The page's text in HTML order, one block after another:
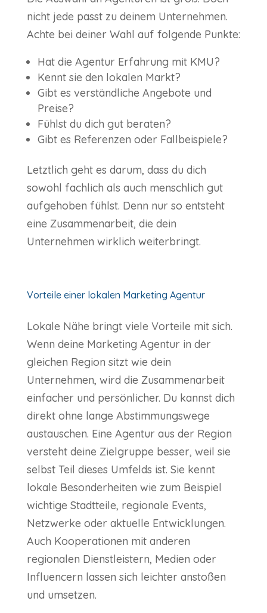
nicht jede passt zu deinem Unternehmen.
Achte bei deiner Wahl auf folgende Punkte:
Hat die Agentur Erfahrung mit KMU?
Kennt sie den lokalen Markt?
Gibt es verständliche Angebote und
Preise?
Fühlst du dich gut beraten?
Gibt es Referenzen oder Fallbeispiele?
Letztlich geht es darum, dass du dich
sowohl fachlich als auch menschlich gut
aufgehoben fühlst. Denn nur so entsteht
eine Zusammenarbeit, die dein
Unternehmen wirklich weiterbringt.
Vorteile einer lokalen Marketing Agentur
Lokale Nähe bringt viele Vorteile mit sich.
Wenn deine Marketing Agentur in der
gleichen Region sitzt wie dein
Unternehmen, wird die Zusammenarbeit
einfacher und persönlicher. Du kannst dich
direkt ohne lange Abstimmungswege
austauschen. Eine Agentur aus der Region
versteht deine Zielgruppe besser, weil sie
selbst Teil dieses Umfelds ist. Sie kennt
lokale Besonderheiten wie zum Beispiel
wichtige Stadtteile, regionale Events,
Netzwerke oder aktuelle Entwicklungen.
Auch Kooperationen mit anderen
regionalen Dienstleistern, Medien oder
Influencern lassen sich leichter anstoßen
und umsetzen.